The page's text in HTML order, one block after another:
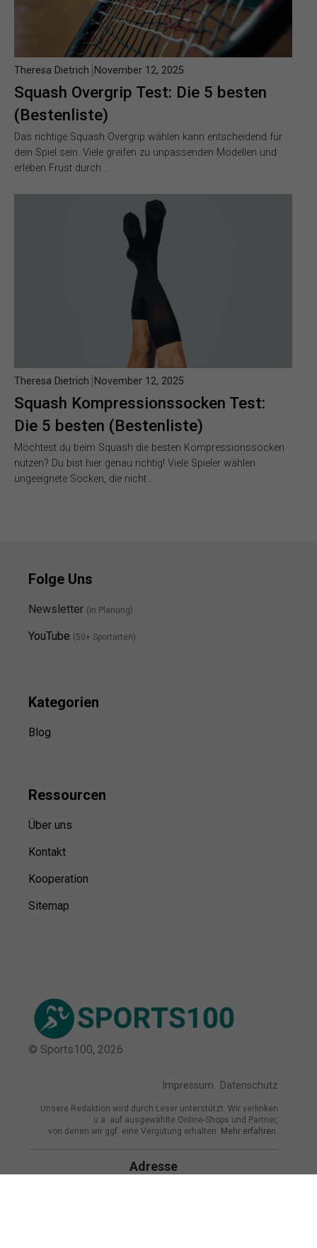
Squash Overgrip Test: Die 5 besten
(Bestenliste)
Theresa Dietrich November 12, 2025
Das richtige Squash Overgrip wählen kann entscheidend für
dein Spiel sein. Viele greifen zu unpassenden Modellen und
erleben Frust durch…
Squash Kompressionssocken Test:
Die 5 besten (Bestenliste)
Theresa Dietrich November 12, 2025
Möchtest du beim Squash die besten Kompressionssocken
nutzen? Du bist hier genau richtig! Viele Spieler wählen
ungeeignete Socken, die nicht…
Folge Uns
Newsletter (in Planung)
YouTube (50+ Sportarten)
Kategorien
Blog
Ressourcen
Über uns
Kontakt
Kooperation
Sitemap
© Sports100, 2026
Impressum Datenschutz
Unsere Redaktion wird durch Leser unterstützt. Wir verlinken
u.a. auf ausgewählte Online-Shops und Partner,
von denen wir ggf. eine Vergütung erhalten. Mehr erfahren.
Adresse